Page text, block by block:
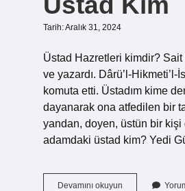
Tarih: Aralık 31, 2024
Üstad Hazretleri kimdir?
ve yazardı. Dârü’l-
komuta etti. Üstadım kime
dayanarak ona atfedilen bir
yandan, doyen, üstün bir
adamdaki üstad kim? Yedi
Devamını okuyun